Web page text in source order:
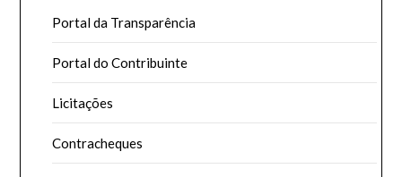
Portal da Transparência
Portal do Contribuinte
Licitações
Contracheques